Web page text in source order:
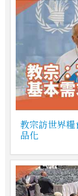
教宗訪世界
品化